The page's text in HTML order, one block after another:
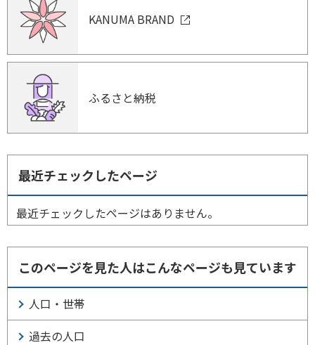
KANUMA BRAND
ふるさと納税
最近チェックしたページ
最近チェックしたページはありません。
このページを見た人はこんなページも見ています
人口・世帯
過去の人口